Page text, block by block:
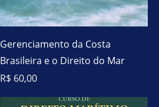
Gerenciamento da Costa
Brasileira e o Direito do Mar
Preço
R$ 60,00